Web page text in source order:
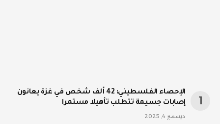
الإحصاء الفلسطيني: 42 ألف شخص في غزة يعانون
إصابات جسيمة تتطلب تأهيلا مستمرا
ديسمبر 4, 2025